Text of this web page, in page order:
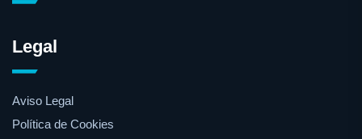
Legal
Aviso Legal
Política de Cookies